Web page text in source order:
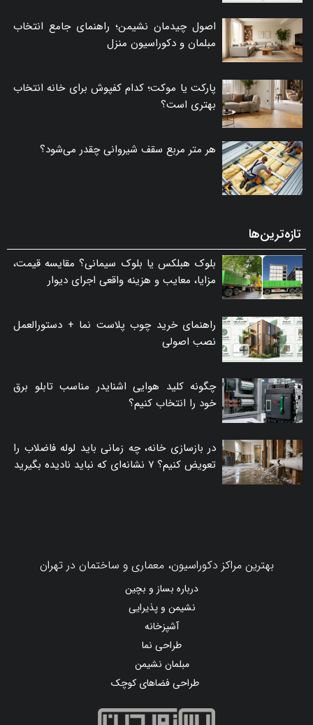
اصول چیدمان نشیمن؛ راهنمای جامع انتخاب
مبلمان و دکوراسیون منزل
پارکت یا موکت؛ کدام کفپوش برای خانه انتخاب
بهتری است؟
هر متر مربع سقف شیروانی چقدر می‌شود؟
تازه‌ترین‌ها
بلوک هبلکس یا بلوک سیمانی؟ مقایسه قیمت،
مزایا، معایب و هزینه واقعی اجرای دیوار
راهنمای خرید چوب پلاست نما + دستورالعمل
نصب اصولی
چگونه کلید هوایی اشنایدر مناسب تابلو برق
خود را انتخاب کنیم؟
در بازسازی خانه، چه زمانی باید لوله فاضلاب را
تعویض کنیم؟ ۷ نشانه‌ای که نباید نادیده بگیرید
بهترین مراکز دکوراسیون، معماری و ساختمان در تهران
درباره بساز و بچین
نشیمن و پذیرایی
آشپزخانه
طراحی نما
مبلمان نشیمن
طراحی فضاهای کوچک